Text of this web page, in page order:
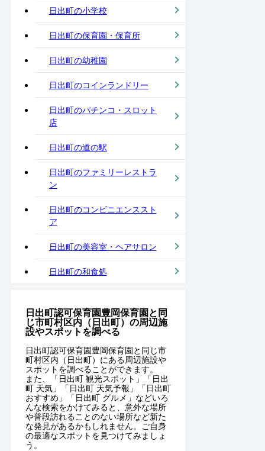
日出町の小学校
日出町の保育園・保育所
日出町の幼稚園
日出町のコインランドリー
日出町のパチンコ・スロット
店
日出町の道の駅
日出町のファミリーレストラ
ン
日出町のコンビニエンススト
ア
日出町の美容室・ヘアサロン
日出町の和食処
日出町認可保育園豊岡保育園と同
じ市町村区内（日出町）の周辺施
設やスポットを調べる
日出町認可保育園豊岡保育園と同じ市
町村区内（日出町）にある周辺施設や
スポットを調べることができます。
また、「日出町 観光スポット」「日出
町 天気」「日出町 天気予報」「日出町
おすすめ」「日出町 グルメ」などいろ
んな検索をかけてみると、意外な場所
や普段訪れることのない場所など新た
な発見があるかもしれません。ご自身
の最適なスポットを見つけてみましょ
う。